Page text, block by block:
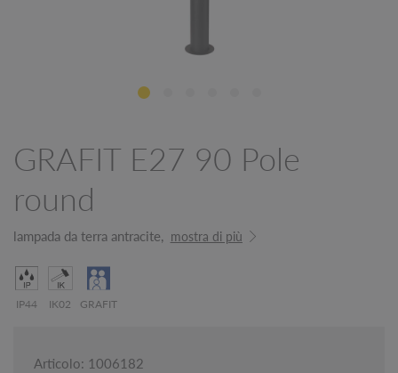
GRAFIT E27 90 Pole
round
lampada da terra antracite, mostra di più
IP44 IK02 GRAFIT
Articolo: 1006182